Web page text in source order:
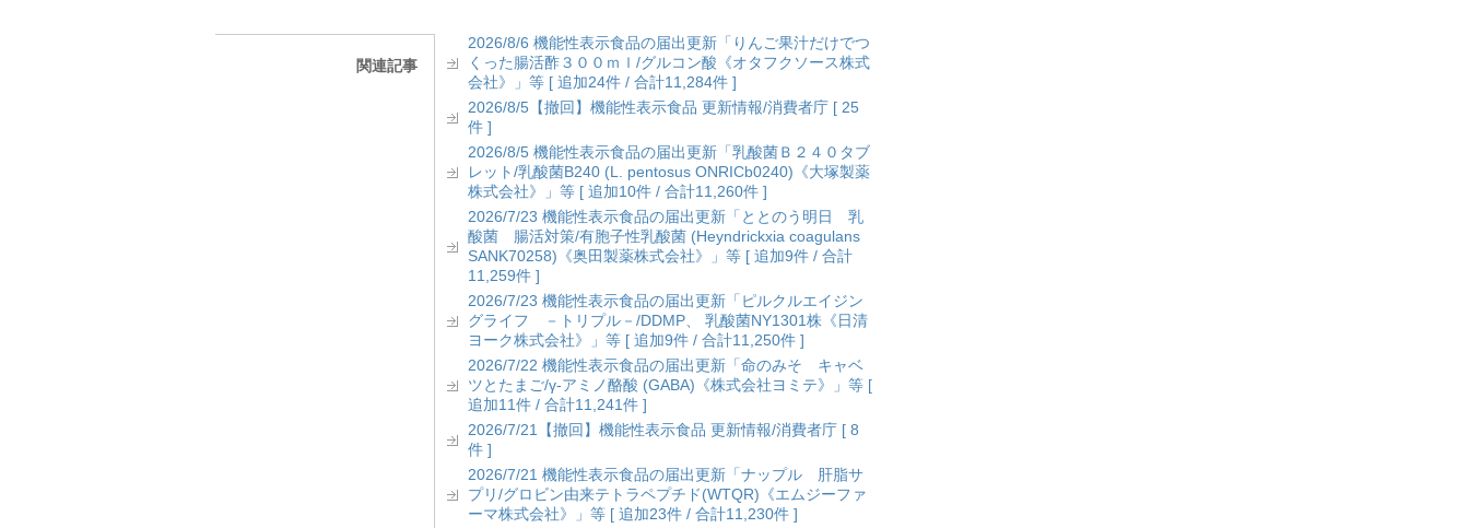
関連記事
2026/8/6 機能性表示食品の届出更新「りんご果汁だけでつ
くった腸活酢３００ｍｌ/グルコン酸《オタフクソース株式
会社》」等 [ 追加24件 / 合計11,284件 ]
2026/8/5【撤回】機能性表示食品 更新情報/消費者庁 [ 25
件 ]
2026/8/5 機能性表示食品の届出更新「乳酸菌Ｂ２４０タブ
レット/乳酸菌B240 (L. pentosus ONRICb0240)《大塚製薬
株式会社》」等 [ 追加10件 / 合計11,260件 ]
2026/7/23 機能性表示食品の届出更新「ととのう明日 乳
酸菌 腸活対策/有胞子性乳酸菌 (Heyndrickxia coagulans
SANK70258)《奥田製薬株式会社》」等 [ 追加9件 / 合計
11,259件 ]
2026/7/23 機能性表示食品の届出更新「ピルクルエイジン
グライフ －トリプル－/DDMP、 乳酸菌NY1301株《日清
ヨーク株式会社》」等 [ 追加9件 / 合計11,250件 ]
2026/7/22 機能性表示食品の届出更新「命のみそ キャベ
ツとたまご/γ-アミノ酪酸 (GABA)《株式会社ヨミテ》」等 [
追加11件 / 合計11,241件 ]
2026/7/21【撤回】機能性表示食品 更新情報/消費者庁 [ 8
件 ]
2026/7/21 機能性表示食品の届出更新「ナップル 肝脂サ
プリ/グロビン由来テトラペプチド(WTQR)《エムジーファ
ーマ株式会社》」等 [ 追加23件 / 合計11,230件 ]